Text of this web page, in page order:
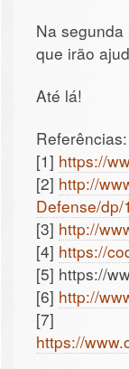
Na
que irão
Até lá!
Referências:
[1] https://
[2] http://
Defense/
[3] http://
[4] https://
[5] https://
[6] http://
[7]
https://